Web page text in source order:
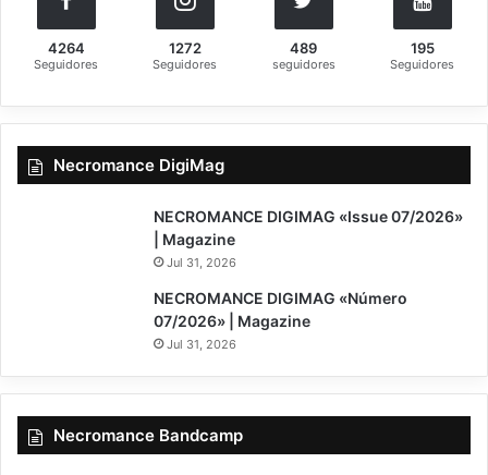
4264
Seguidores
1272
Seguidores
489
seguidores
195
Seguidores
Necromance DigiMag
NECROMANCE DIGIMAG «Issue 07/2026»
| Magazine
Jul 31, 2026
NECROMANCE DIGIMAG «Número
07/2026» | Magazine
Jul 31, 2026
Necromance Bandcamp